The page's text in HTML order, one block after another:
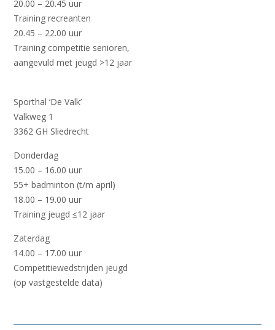
20.00 – 20.45 uur
Training recreanten
20.45 – 22.00 uur
Training competitie senioren,
aangevuld met jeugd >12 jaar
Sporthal ‘De Valk’
Valkweg 1
3362 GH Sliedrecht
Donderdag
15.00 – 16.00 uur
55+ badminton (t/m april)
18.00 – 19.00 uur
Training jeugd ≤12 jaar
Zaterdag
14.00 – 17.00 uur
Competitiewedstrijden jeugd
(op vastgestelde data)